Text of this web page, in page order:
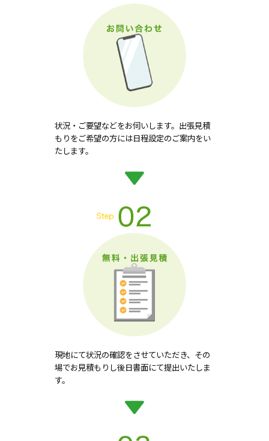
状況・ご要望などをお伺いします。出張見積
もりをご希望の方には日程設定のご案内をい
たします。
現地にて状況の確認をさせていただき、その
場でお見積もりし後日書面にて提出いたしま
す。